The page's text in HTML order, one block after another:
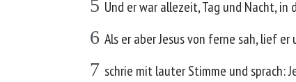
5 Und er war allezeit, Tag und Nacht,
6 Als er aber Jesus von ferne sah, lief
7 schrie mit lauter Stimme und sprach: